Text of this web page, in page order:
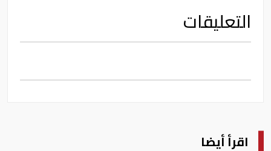
التعليقات
اقرأ أيضا